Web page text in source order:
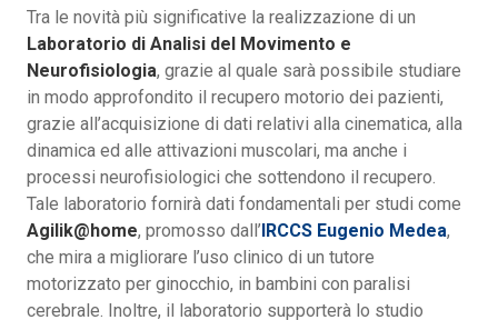
Tra le novità più significative la realizzazione di un
Laboratorio di Analisi del Movimento e
Neurofisiologia, grazie al quale sarà possibile studiare
in modo approfondito il recupero motorio dei pazienti,
grazie all’acquisizione di dati relativi alla cinematica, alla
dinamica ed alle attivazioni muscolari, ma anche i
processi neurofisiologici che sottendono il recupero.
Tale laboratorio fornirà dati fondamentali per studi come
Agilik@home, promosso dall’IRCCS Eugenio Medea,
che mira a migliorare l’uso clinico di un tutore
motorizzato per ginocchio, in bambini con paralisi
cerebrale. Inoltre, il laboratorio supporterà lo studio